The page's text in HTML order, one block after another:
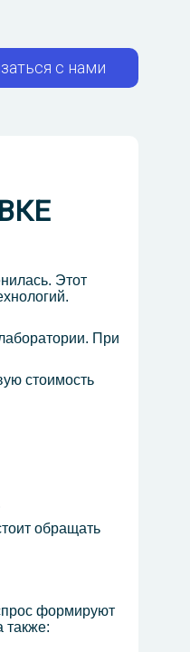
с нами
Этот
При
стоимость
обращать
формируют
также: